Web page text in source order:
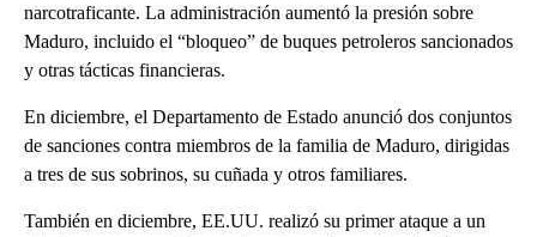
narcotraficante. La administración aumentó la presión sobre
Maduro, incluido el “bloqueo” de buques petroleros sancionados
y otras tácticas financieras.
En diciembre, el Departamento de Estado anunció dos conjuntos
de sanciones contra miembros de la familia de Maduro, dirigidas
a tres de sus sobrinos, su cuñada y otros familiares.
También en diciembre, EE.UU. realizó su primer ataque a un